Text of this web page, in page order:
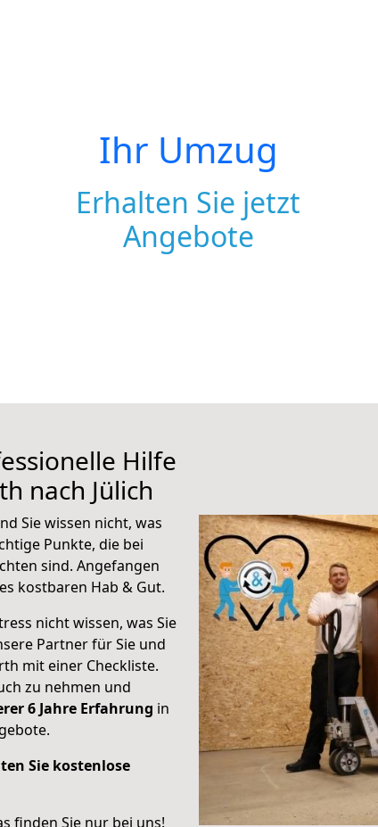
Ihr Umzug
Erhalten Sie jetzt
Angebote
Hilfe
nach Jülich
Sie wissen nicht, was
Punkte, die bei
sind. Angefangen
kostbaren Hab & Gut.
nicht wissen, was Sie
Partner für Sie und
mit einer Checkliste.
zu nehmen und
6 Jahre Erfahrung in
Sie kostenlose
finden Sie nur bei uns!